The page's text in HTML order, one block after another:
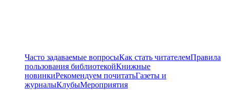
Часто задаваемые вопросыКак стать читателемПравила
пользования библиотекойКнижные
новинкиРекомендуем почитатьГазеты и
журналыКлубыМероприятия